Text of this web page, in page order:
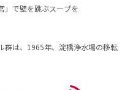
」で壁を跳ぶスープを
群は、1965年、淀橋浄水場の移転